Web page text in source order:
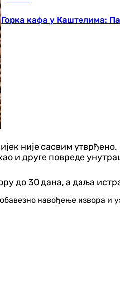
Горка кафа у Каштелима:
није сасвим
и друге повреде
до 30 дана, а даља
навођење извора